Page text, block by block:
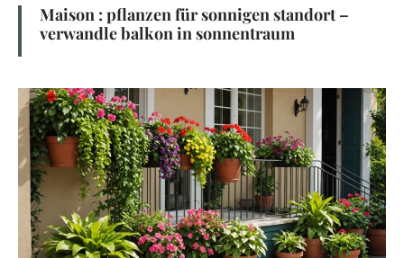
Maison : pflanzen für sonnigen standort –
verwandle balkon in sonnentraum